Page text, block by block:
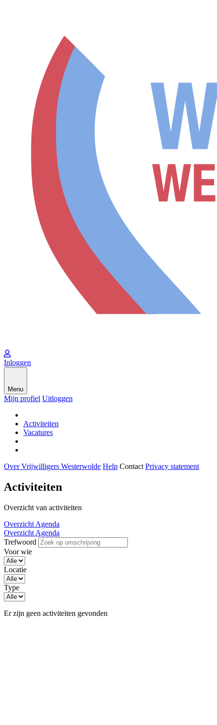
Inloggen
Menu
Mijn profiel Uitloggen
Activiteiten
Vacatures
Over Vrijwilligers Westerwolde Help Contact Privacy statement
Activiteiten
Overzicht van activiteiten
Overzicht Agenda
Overzicht Agenda
Trefwoord
Voor wie
Locatie
Type
Activiteiten
Er zijn geen activiteiten gevonden